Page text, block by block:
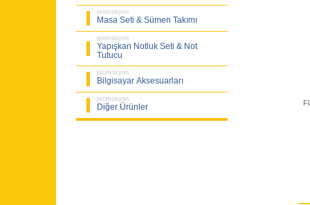
promosyon
Masa Seti & Sümen Takımı
promosyon
Yapışkan Notluk Seti & Not
Tutucu
promosyon
Bilgisayar Aksesuarları
promosyon
Diğer Ürünler